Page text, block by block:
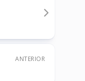
(US)
ANTERIOR